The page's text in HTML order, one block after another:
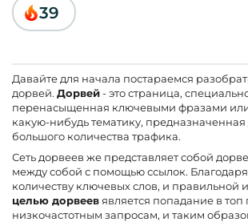
39
Давайте для начала постараемся
дорвей. Дорвей- это страница,
перенасыщенная ключевыми фразами
какую-нибудь тематику,
большого количества трафика.
Сеть дорвеев же представляет собой
между собой с помощью ссылок.
количеству ключевых слов, и правильной
целью дорвеевявляется попадание в топ
низкочастотным запросам, и таким